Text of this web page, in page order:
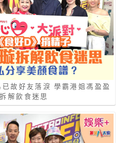
已故好友落淚 學霸港姐馮盈盈
解飲食迷思